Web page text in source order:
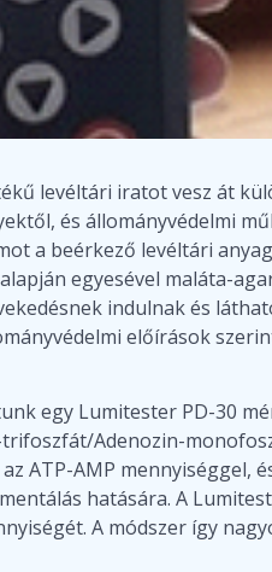
levéltári iratot vesz át
és állományvédelmi
a beérkező levéltári
egyesével maláta-
indulnak és
előírások
egy Lumitester PD-30
Adenozin-
ATP-AMP mennyiséggel,
hatására. A
A módszer így